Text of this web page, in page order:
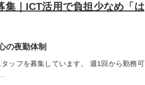
｜ICT活用で負担少なめ「は
の夜勤体制
ッフを募集しています。 週1回から勤務可